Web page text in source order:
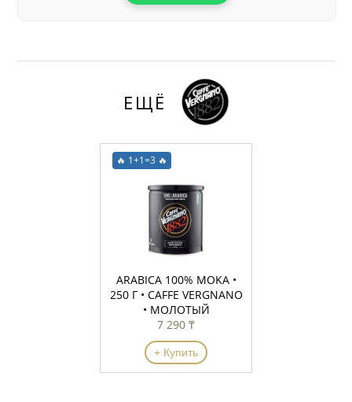
ЕЩЁ
🔥 1+1=3 🔥
ARABICA 100% MOKA •
250 Г • CAFFE VERGNANO
• МОЛОТЫЙ
7 290 ₸
+ Купить